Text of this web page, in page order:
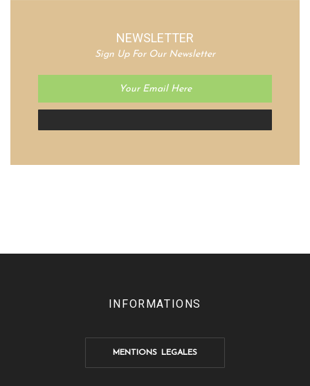
NEWSLETTER
Sign Up For Our Newsletter
INFORMATIONS
MENTIONS LEGALES